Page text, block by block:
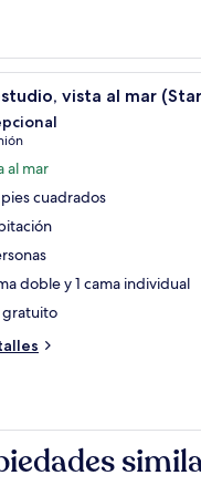
vista al mar
10
al mar
cuadrados
doble y 1 cama individual